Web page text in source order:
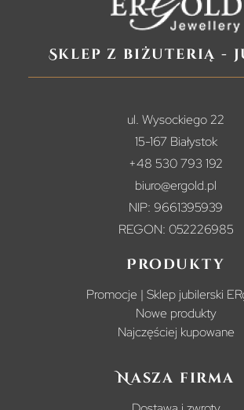
Sklep z biżuterią -
ul. Wysockiego 22
15-167 Białystok
+48 530 793 192
biuro@ergold.pl
NIP: 9661395939
REGON: 052226985
Produkty
Promocje | Sklep jubilerski
Nowe produkty
Najczęściej kupowane
Nasza firma